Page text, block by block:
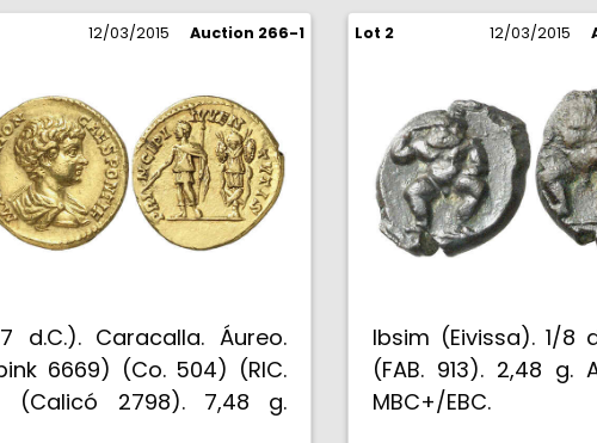
12/03/2015 Auction 266-1
d.C.). Caracalla. Áureo.
6669) (Co. 504) (RIC.
(Calicó 2798). 7,48 g.
Lot 2 12/03/2015
Ibsim (Eivissa). 1/8
(FAB. 913). 2,48 g.
MBC+/EBC.